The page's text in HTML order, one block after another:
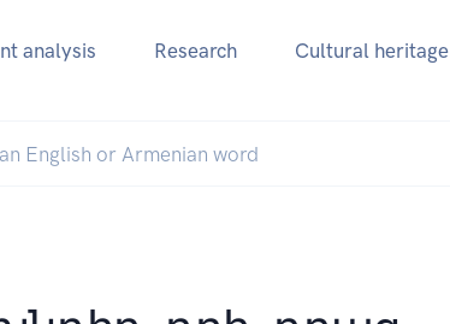
analysis Research Cultural heritage